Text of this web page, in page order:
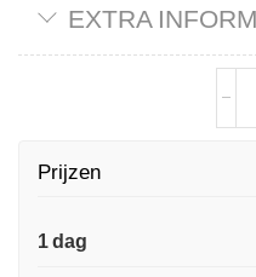
EXTRA
Prijzen
1 dag